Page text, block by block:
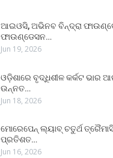
ଆଇଓସି, ଅଭିନବ ବିନ୍ଦ୍ରା
ଫାଉଣ୍ଡେସନ…
Jun 19, 2026
ଓଡ଼ିଶାରେ ବୃଦ୍ଧିଶୀଳ କର୍କଟ ଭାର
ଉନ୍ନତ…
Jun 18, 2026
ମୋରେପେନ୍ ଲ୍ୟାବ୍ ଚତୁର୍ଥ
ପ୍ରତିଶତ…
Jun 16, 2026